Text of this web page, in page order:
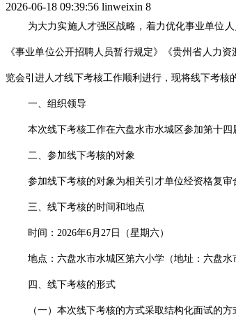
2026-06-18 09:39:56 linweixin 8
为大力实施人才强区战略，着力优化事业单位
《事业单位公开招聘人员暂行规定》《贵州省人力
览会引进人才线下考核工作顺利进行，现将线下考核
一、组织领导
本次线下考核工作在六盘水市水城区参加第十
二、参加线下考核的对象
参加线下考核的对象为相关引才单位经资格复审
三、线下考核的时间和地点
时间：2026年6月27日（星期六）
地点：六盘水市水城区第六小学（地址：六盘水
四、线下考核的形式
（一）本次线下考核的方式采取结构化面试的方